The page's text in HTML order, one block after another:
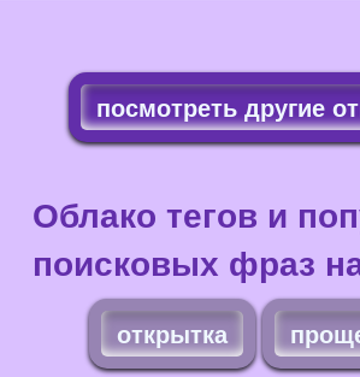
посмотреть другие
Облако тегов и
поисковых фраз
открытка